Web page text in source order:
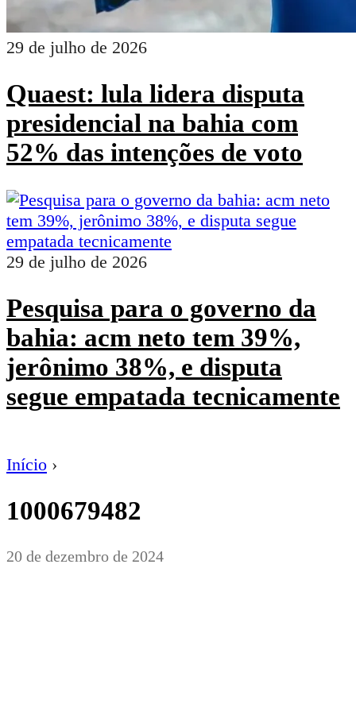
29 de julho de 2026
Quaest: lula lidera disputa
presidencial na bahia com
52% das intenções de voto
29 de julho de 2026
Pesquisa para o governo da
bahia: acm neto tem 39%,
jerônimo 38%, e disputa
segue empatada tecnicamente
Início ›
1000679482
20 de dezembro de 2024